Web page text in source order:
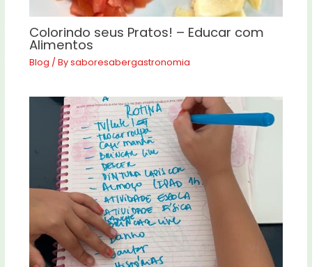
Colorindo seus Pratos! – Educar com
Alimentos
Blog / Bysaboresabergastronomia